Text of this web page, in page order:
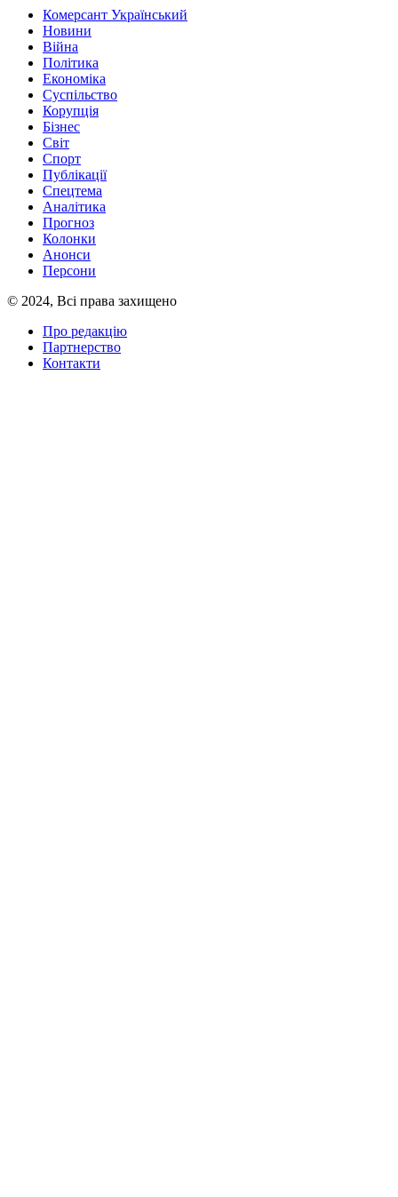
Комерсант Український
Новини
Війна
Політика
Економіка
Суспільство
Корупція
Бізнес
Світ
Спорт
Публікації
Спецтема
Аналітика
Прогноз
Колонки
Анонси
Персони
© 2024, Всі права захищено
Про редакцію
Партнерство
Контакти